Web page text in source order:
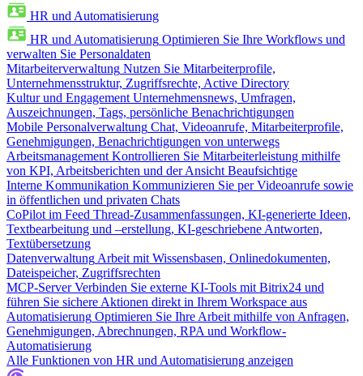
HR und Automatisierung
HR und Automatisierung Optimieren Sie Ihre Workflows und
verwalten Sie Personaldaten
Mitarbeiterverwaltung Nutzen Sie Mitarbeiterprofile,
Unternehmensstruktur, Zugriffsrechte, Active Directory
Kultur und Engagement Unternehmensnews, Umfragen,
Auszeichnungen, Tags, persönliche Benachrichtigungen
Mobile Personalverwaltung Chat, Videoanrufe, Mitarbeiterprofile,
Genehmigungen, Benachrichtigungen von unterwegs
Arbeitsmanagement Kontrollieren Sie Mitarbeiterleistung mithilfe
von KPI, Arbeitsberichten und der Ansicht Beaufsichtige
Interne Kommunikation Kommunizieren Sie per Videoanrufe sowie
in öffentlichen und privaten Chats
CoPilot im Feed Thread-Zusammenfassungen, KI-generierte Ideen,
Textbearbeitung und –erstellung, KI-geschriebene Antworten,
Textübersetzung
Datenverwaltung Arbeit mit Wissensbasen, Onlinedokumenten,
Dateispeicher, Zugriffsrechten
MCP-Server Verbinden Sie externe KI-Tools mit Bitrix24 und
führen Sie sichere Aktionen direkt in Ihrem Workspace aus
Automatisierung Optimieren Sie Ihre Arbeit mithilfe von Anfragen,
Genehmigungen, Abrechnungen, RPA und Workflow-
Automatisierung
Alle Funktionen von HR und Automatisierung anzeigen